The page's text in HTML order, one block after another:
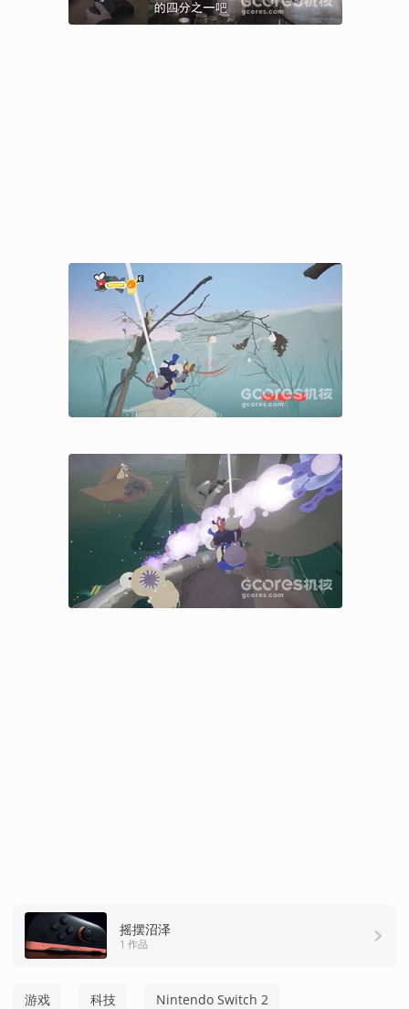
摇摆沼泽
1 作品
游戏 科技 Nintendo Switch 2